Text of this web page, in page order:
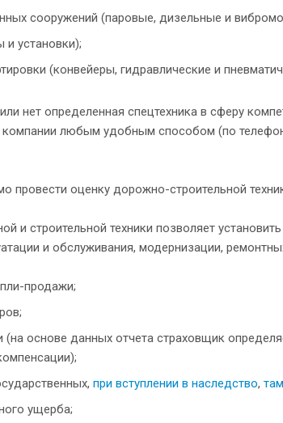
сооружений (паровые, дизельные и
и установки);
(конвейеры, гидравлические и
нет определенная спецтехника в сферу
компании любым удобным способом (по
провести оценку дорожно-строительной
и строительной техники позволяет
и обслуживания, модернизации,
продажи;
(на основе данных отчета страховщик
при вступлении в наследство,
ущерба;